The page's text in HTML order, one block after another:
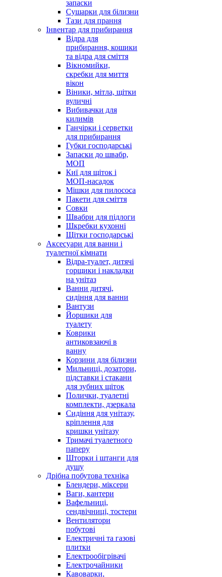
запаски
Сушарки для білизни
Тази для прання
Інвентар для прибирання
Відра для
прибирання, кошики
та відра для сміття
Вікномийки,
скребки для миття
вікон
Віники, мітла, щітки
вуличні
Вибивачки для
килимів
Ганчірки і серветки
для прибирання
Губки господарські
Запаски до швабр,
МОП
Киї для щіток і
МОП-насадок
Мішки для пилососа
Пакети для сміття
Совки
Швабри для підлоги
Шкребки кухонні
Щітки господарські
Аксесуари для ванни і
туалетної кімнати
Відра-туалет, дитячі
горщики і накладки
на унітаз
Ванни дитячі,
сидіння для ванни
Вантузи
Йоршики для
туалету
Коврики
антиковзаючі в
ванну
Корзини для білизни
Мильниці, дозатори,
підставки і стакани
для зубних щіток
Полички, туалетні
комплекти, дзеркала
Сидіння для унітазу,
кріплення для
кришки унітазу
Тримачі туалетного
паперу
Шторки і штанги для
душу
Дрібна побутова техніка
Блендери, міксери
Ваги, кантери
Вафельниці,
сендвічниці, тостери
Вентилятори
побутові
Електричні та газові
плитки
Електрообігрівачі
Електрочайники
Кавоварки,